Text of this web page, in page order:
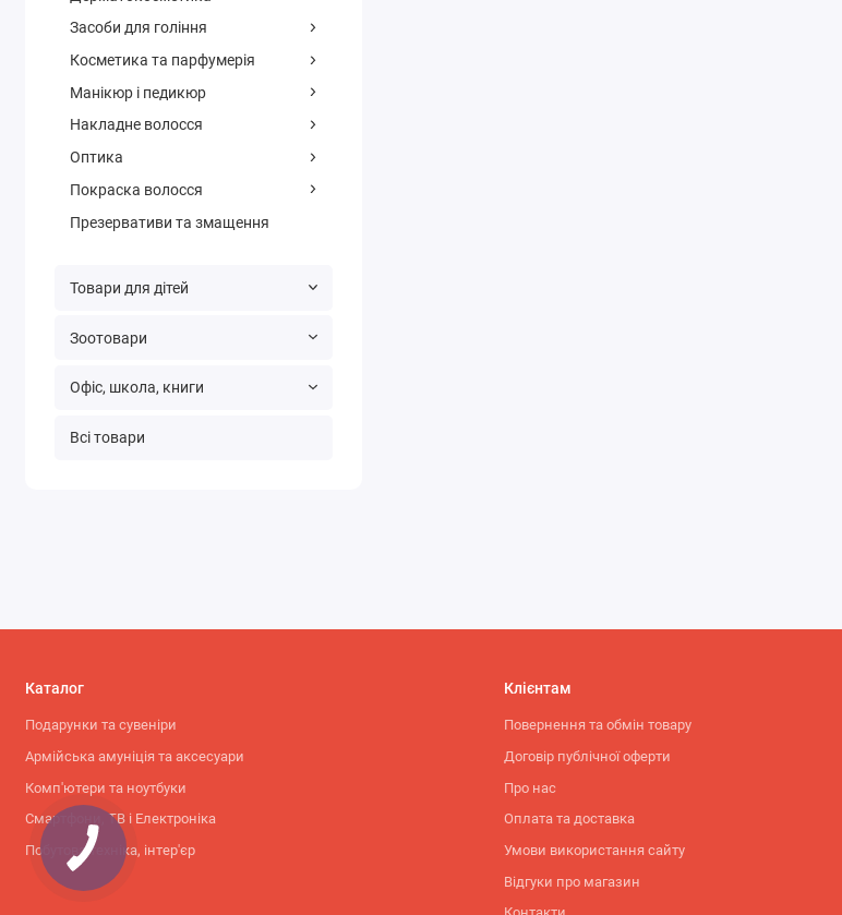
Засоби для гоління
Косметика та парфумерія
Манікюр і педикюр
Накладне волосся
Оптика
Покраска волосся
Презервативи та змащення
Товари для дітей
Зоотовари
Офіс, школа, книги
Всі товари
Каталог
Подарунки та сувеніри
Армійська амуніція та аксесуари
Комп'ютери та ноутбуки
Смартфони, ТВ і Електроніка
Побутова техніка, інтер'єр
Клієнтам
Повернення та обмін товару
Договір публічної оферти
Про нас
Оплата та доставка
Умови використання сайту
Відгуки про магазин